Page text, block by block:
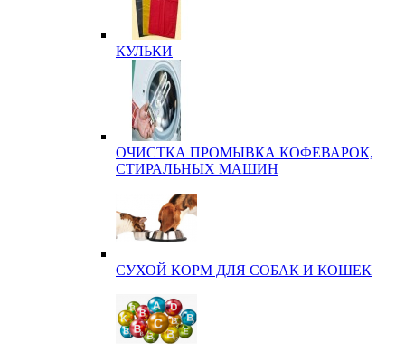
КУЛЬКИ
ОЧИСТКА ПРОМЫВКА КОФЕВАРОК,
СТИРАЛЬНЫХ МАШИН
СУХОЙ КОРМ ДЛЯ СОБАК И КОШЕК